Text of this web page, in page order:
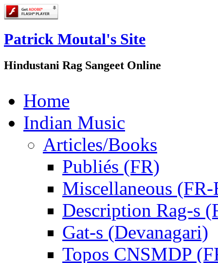
Patrick Moutal's Site
Hindustani Rag Sangeet Online
Home
Indian Music
Articles/Books
Publiés (FR)
Miscellaneous
Description Rag-s
Gat-s (Devanagari)
Topos CNSMDP